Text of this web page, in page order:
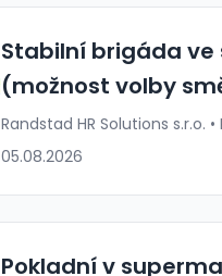
Stabilní brigáda ve
(možnost volby
Randstad HR Solutions s.r.o. •
05.08.2026
Pokladní v